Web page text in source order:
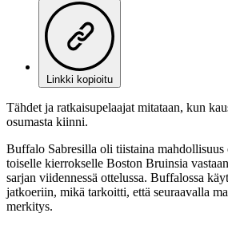
Linkki kopioitu
Tähdet ja ratkaisupelaajat mitataan, kun
osumasta kiinni.
Buffalo Sabresilla oli tiistaina mahdollisuus
toiselle kierrokselle Boston Bruinsia
sarjan viidennessä ottelussa. Buffalossa
jatkoeriin, mikä tarkoitti, että seuraavalla
merkitys.